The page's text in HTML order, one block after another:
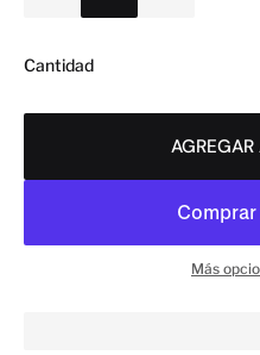
Cantidad
Más